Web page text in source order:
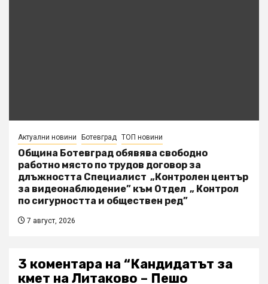
Актуални новини Ботевград ТОП новини
Община Ботевград обявява свободно
работно място по трудов договор за
длъжността Специалист „Контролен център
за видеонаблюдение” към Отдел „ Контрол
по сигурността и обществен ред”
7 август, 2026
3 коментара на “Кандидатът за
кмет на Литаково – Пешо